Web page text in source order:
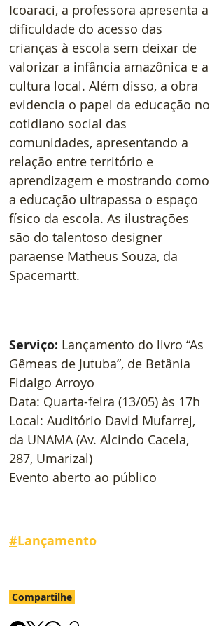
Icoaraci, a professora apresenta a
dificuldade do acesso das
crianças à escola sem deixar de
valorizar a infância amazônica e a
cultura local. Além disso, a obra
evidencia o papel da educação no
cotidiano social das
comunidades, apresentando a
relação entre território e
aprendizagem e mostrando como
a educação ultrapassa o espaço
físico da escola. As ilustrações
são do talentoso designer
paraense Matheus Souza, da
Spacemartt.
Serviço: Lançamento do livro “As
Gêmeas de Jutuba”, de Betânia
Fidalgo Arroyo
Data: Quarta-feira (13/05) às 17h
Local: Auditório David Mufarrej,
da UNAMA (Av. Alcindo Cacela,
287, Umarizal)
Evento aberto ao público
#Lançamento
Compartilhe